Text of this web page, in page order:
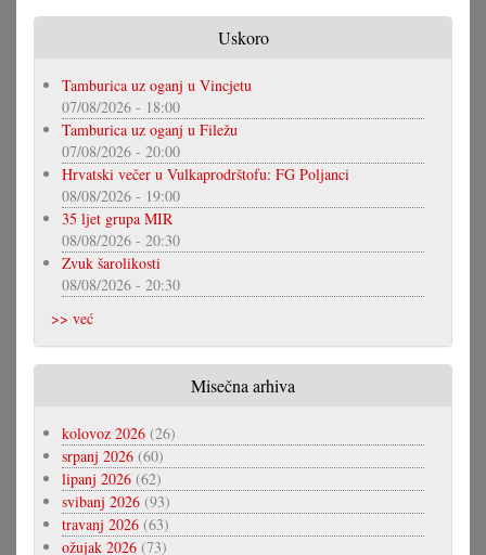
Uskoro
Tamburica uz oganj u Vincjetu
07/08/2026 - 18:00
Tamburica uz oganj u Filežu
07/08/2026 - 20:00
Hrvatski večer u Vulkaprodrštofu: FG Poljanci
08/08/2026 - 19:00
35 ljet grupa MIR
08/08/2026 - 20:30
Zvuk šarolikosti
08/08/2026 - 20:30
>> već
Misečna arhiva
kolovoz 2026 (26)
srpanj 2026 (60)
lipanj 2026 (62)
svibanj 2026 (93)
travanj 2026 (63)
ožujak 2026 (73)